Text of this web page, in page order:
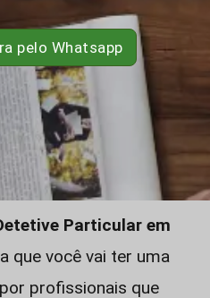
pelo Whatsapp
Particular em
que você vai ter uma
profissionais que